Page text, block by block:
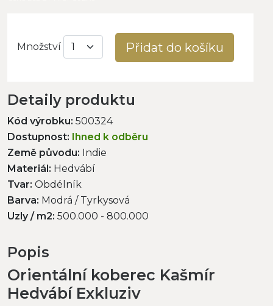
Množství Přidat do košíku
Detaily produktu
Kód výrobku: 500324
Dostupnost: Ihned k odběru
Země původu: Indie
Materiál: Hedvábí
Tvar: Obdélník
Barva: Modrá / Tyrkysová
Uzly / m2: 500.000 - 800.000
Popis
Orientální koberec Kašmír
Hedvábí Exkluziv